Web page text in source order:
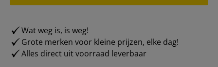
Wat weg is, is weg!
Grote merken voor kleine prijzen, elke dag!
Alles direct uit voorraad leverbaar